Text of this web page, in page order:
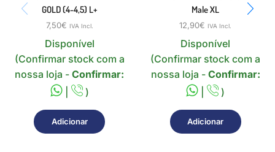
GOLD (4-4,5) L+
7,50€ IVA Incl.
Disponível
(Confirmar stock com a
nossa loja -Confirmar:
|
)
Adicionar
Male XL
12,90€ IVA Incl.
Disponível
(Confirmar stock com a
nossa loja - Confirmar:
|
)
Adicionar